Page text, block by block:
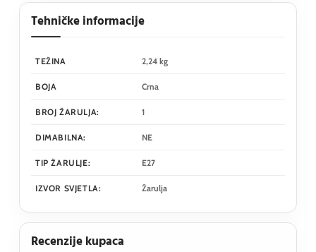
Tehničke informacije
TEŽINA 2,24 kg
BOJA Crna
BROJ ŽARULJA: 1
DIMABILNA: NE
TIP ŽARULJE: E27
IZVOR SVJETLA: Žarulja
Recenzije kupaca